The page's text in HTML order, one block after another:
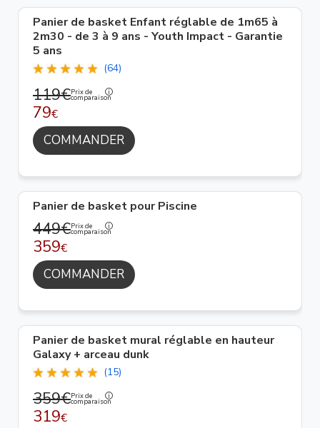
Panier de basket Enfant réglable de 1m65 à
2m30 - de 3 à 9 ans - Youth Impact - Garantie
5 ans
(64)
119€Prix de
comparaison
79€
COMMANDER
Panier de basket pour Piscine
449€Prix de
comparaison
359€
COMMANDER
Panier de basket mural réglable en hauteur
Galaxy + arceau dunk
(15)
359€Prix de
comparaison
319€